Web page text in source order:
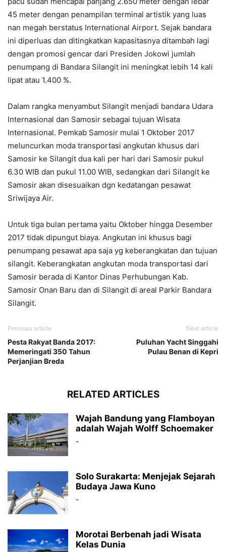
45 meter dengan penampilan terminal artistik yang luas
nan megah berstatus International Airport. Sejak bandara
ini diperluas dan ditingkatkan kapasitasnya ditambah lagi
dengan promosi gencar dari Presiden Jokowi jumlah
penumpang di Bandara Silangit ini meningkat lebih 14 kali
lipat atau 1.400 %.
Dalam rangka menyambut Silangit menjadi bandara Udara
Internasional dan Samosir sebagai tujuan Wisata
Internasional. Pemkab Samosir mulai 1 Oktober 2017
meluncurkan moda transportasi angkutan khusus dari
Samosir ke Silangit dua kali per hari dari Samosir pukul
6.30 WIB dan pukul 11.00 WIB, sedangkan dari Silangit ke
Samosir akan disesuaikan dgn kedatangan pesawat
Sriwijaya Air.
Untuk tiga bulan pertama yaitu Oktober hingga Desember
2017 tidak dipungut biaya. Angkutan ini khusus bagi
penumpang pesawat apa saja yg keberangkatan dan tujuan
silangit. Keberangkatan angkutan moda transportasi dari
Samosir berada di Kantor Dinas Perhubungan Kab.
Samosir Onan Baru dan di Silangit di areal Parkir Bandara
Silangit.
Previous article
Pesta Rakyat Banda 2017:
Memeringati 350 Tahun
Perjanjian Breda
Next article
Puluhan Yacht Singgahi
Pulau Benan di Kepri
RELATED ARTICLES
Wajah Bandung yang Flamboyan
adalah Wajah Wolff Schoemaker
-
Solo Surakarta: Menjejak Sejarah
Budaya Jawa Kuno
-
Morotai Berbenah jadi Wisata
Kelas Dunia